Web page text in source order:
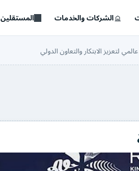
الشركات والخدمات المستقلين
لتعزيز الابتكار والتعاون الدولي